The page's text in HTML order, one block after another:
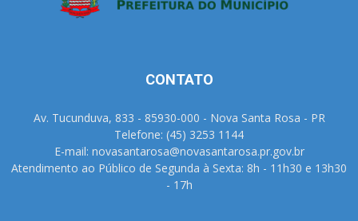
CONTATO
Av. Tucunduva, 833 - 85930-000 - Nova Santa Rosa - PR
Telefone: (45) 3253 1144
E-mail: novasantarosa@novasantarosa.pr.gov.br
Atendimento ao Público de Segunda à Sexta: 8h - 11h30 e 13h30
- 17h